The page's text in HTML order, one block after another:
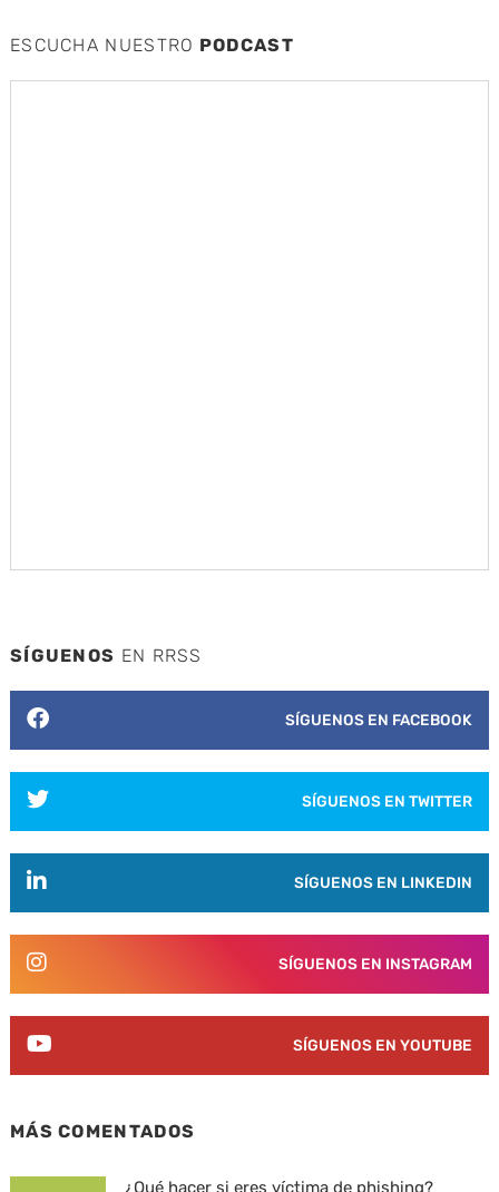
ESCUCHA NUESTRO PODCAST
SÍGUENOS EN RRSS
SÍGUENOS EN FACEBOOK
SÍGUENOS EN TWITTER
SÍGUENOS EN LINKEDIN
SÍGUENOS EN INSTAGRAM
SÍGUENOS EN YOUTUBE
MÁS COMENTADOS
¿Qué hacer si eres víctima de phishing?